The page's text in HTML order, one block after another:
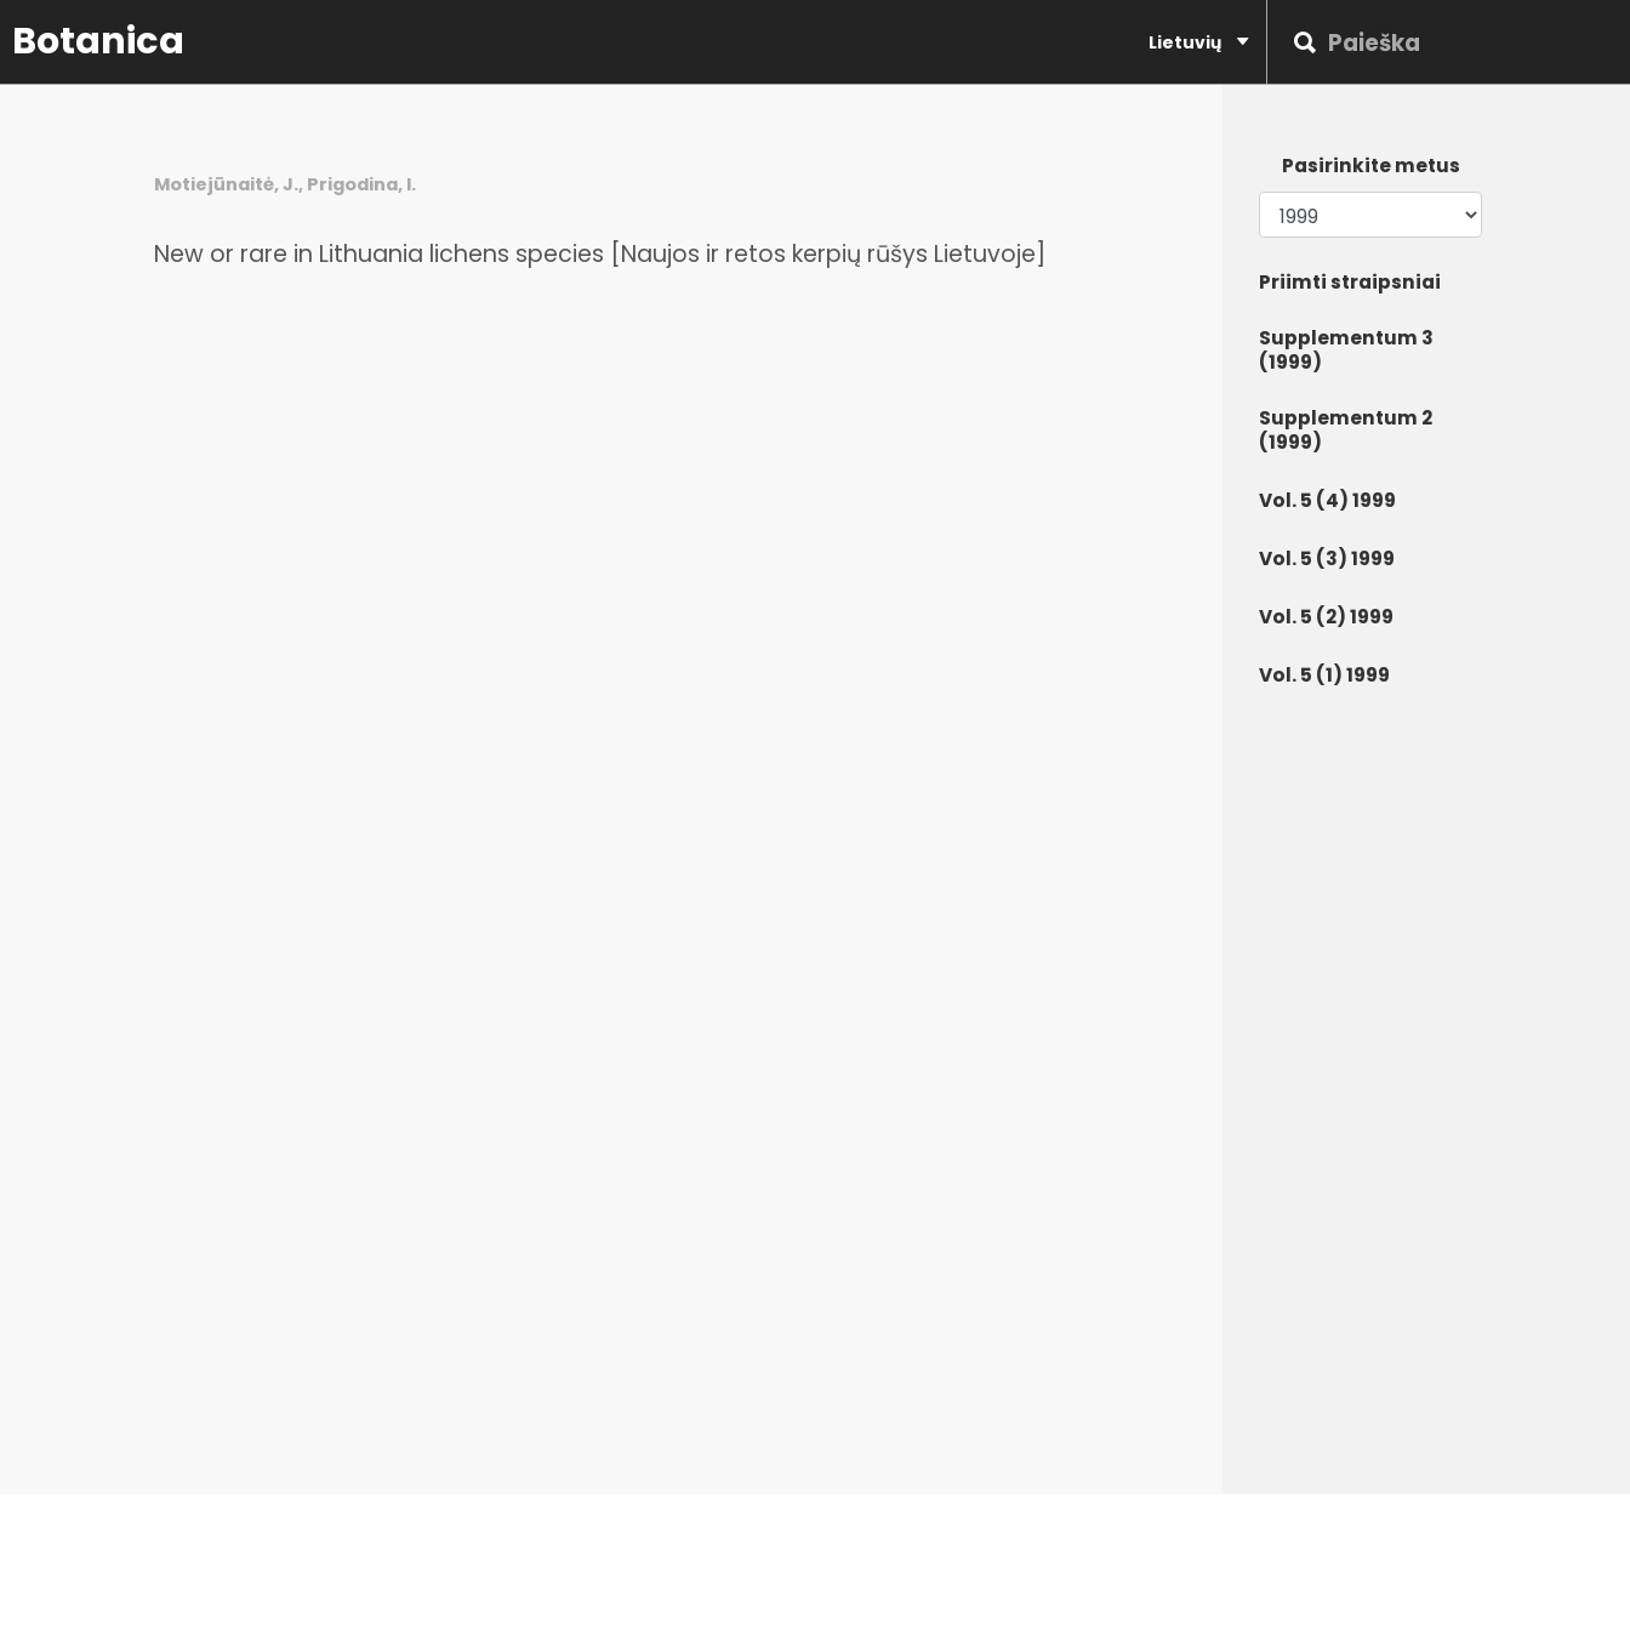
Botanica Lietuvių
Motiejūnaitė, J., Prigodina, I.
New or rare in Lithuania lichens species [Naujos ir retos kerpių rūšys Lietuvoje]
Pasirinkite metus
Priimti straipsniai
Supplementum 3
(1999)
Supplementum 2
(1999)
Vol. 5 (4) 1999
Vol. 5 (3) 1999
Vol. 5 (2) 1999
Vol. 5 (1) 1999